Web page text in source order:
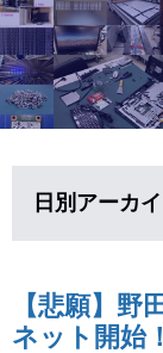
日別アーカ
【悲願】野
ネット開始